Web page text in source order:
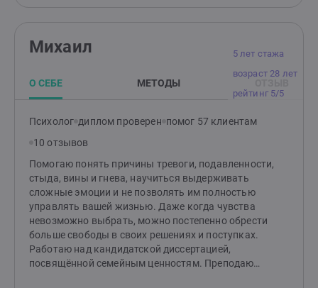
5 лет стажа
возраст 28 лет
рейтинг 5/5
Михаил
О СЕБЕ МЕТОДЫ
Психолог диплом проверен помог 57 клиентам
10 отзывов
Помогаю понять причины тревоги, подавленности,
стыда, вины и гнева, научиться выдерживать
сложные эмоции и не позволять им полностью
управлять вашей жизнью. Даже когда чувства
невозможно выбрать, можно постепенно обрести
больше свободы в своих решениях и поступках.
Работаю над кандидатской диссертацией,
посвящённой семейным ценностям. Преподаю